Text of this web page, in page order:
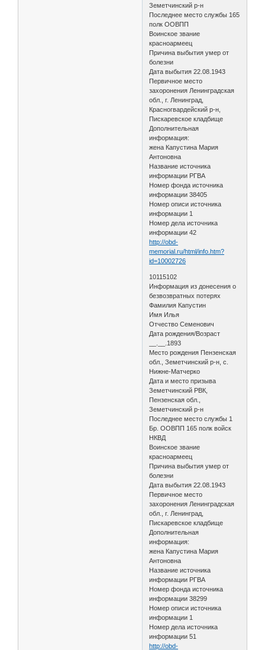
Земетчинский р-н
Последнее место службы 165
полк ООВПП
Воинское звание
красноармеец
Причина выбытия умер от
болезни
Дата выбытия 22.08.1943
Первичное место
захоронения Ленинградская
обл., г. Ленинград,
Красногвардейский р-н,
Пискаревское кладбище
Дополнительная
информация:
жена Капустина Мария
Антоновна
Название источника
информации РГВА
Номер фонда источника
информации 38405
Номер описи источника
информации 1
Номер дела источника
информации 42
http://obd-
memorial.ru/html/info.htm?
id=10002726
10115102
Информация из донесения о
безвозвратных потерях
Фамилия Капустин
Имя Илья
Отчество Семенович
Дата рождения/Возраст
__.__.1893
Место рождения Пензенская
обл., Земетчинский р-н, с.
Нижне-Матчерко
Дата и место призыва
Земетчинский РВК,
Пензенская обл.,
Земетчинский р-н
Последнее место службы 1
Бр. ООВПП 165 полк войск
НКВД
Воинское звание
красноармеец
Причина выбытия умер от
болезни
Дата выбытия 22.08.1943
Первичное место
захоронения Ленинградская
обл., г. Ленинград,
Пискаревское кладбище
Дополнительная
информация:
жена Капустина Мария
Антоновна
Название источника
информации РГВА
Номер фонда источника
информации 38299
Номер описи источника
информации 1
Номер дела источника
информации 51
http://obd-